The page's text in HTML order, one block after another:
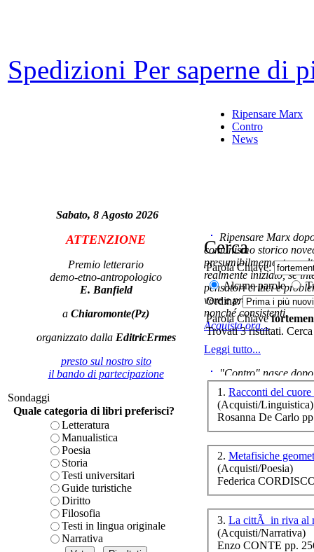
Il
Spedizioni Per saperne di
Sabato, 8 Agosto 2026
ATTENZIONE
Premio letterario
demo-etno-antropologico
E. Banfield
a Chiaromonte(Pz)
organizzato dalla EditricErmes
presto sul nostro sito
il bando di partecipazione
Sondaggi
Quale categoria di libri preferisci?
Letteratura
Manualistica
Poesia
Storia
Testi universitari
Guide turistiche
Diritto
Filosofia
Testi in lingua originale
Narrativa
Ripensare Marx
Contro
News
Ripensare Marx
comunismo storico
presumibilmemente
realmente iniziato, se
pensatori critici e
vere e proprie correnti
nonché consistenti.
Acquista ora...
Leggi tutto...
"Contro" nasce
cominciato con la
ripensaremarx. i saggi
questa collaborazione
è teorica, sempre però
presente fase.
Acquista ora...
A feed could not be
http://www.lastampa.it/
Cerca
Parola Chiave:
Alcune parole
Ordina:
Parola Chiave
Trovati 3 risultati.
1.
(Acquisti/Linguistica)
Rosanna De Carlo
2. Metafisiche
(Acquisti/Poesia)
Federica
3. La cittÃ in riva al
(Acquisti/Narrativa)
Enzo CONTE pp.